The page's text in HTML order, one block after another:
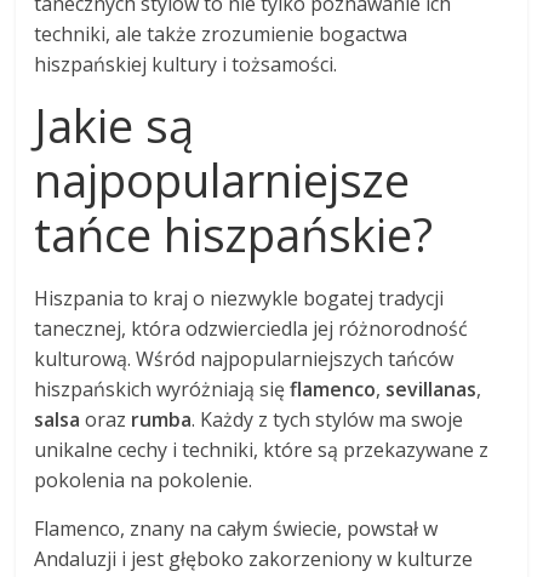
techniki, ale także zrozumienie bogactwa
hiszpańskiej kultury i tożsamości.
Jakie są
najpopularniejsze
tańce hiszpańskie?
Hiszpania to kraj o niezwykle bogatej tradycji
tanecznej, która odzwierciedla jej różnorodność
kulturową. Wśród najpopularniejszych tańców
hiszpańskich wyróżniają sięflamenco, sevillanas,
salsa oraz rumba. Każdy z tych stylów ma swoje
unikalne cechy i techniki, które są przekazywane z
pokolenia na pokolenie.
Flamenco, znany na całym świecie, powstał w
Andaluzji i jest głęboko zakorzeniony w kulturze